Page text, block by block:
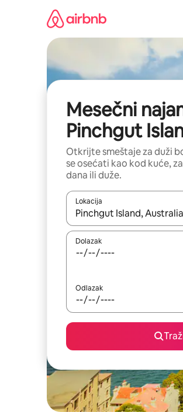
Mesečni
Pinchgut
Otkrijte smeštaje za duži
se osećati kao kod kuće,
dana ili duže.
Lokacija
Kad su rezultati dostupni,
Dolazak
Odlazak